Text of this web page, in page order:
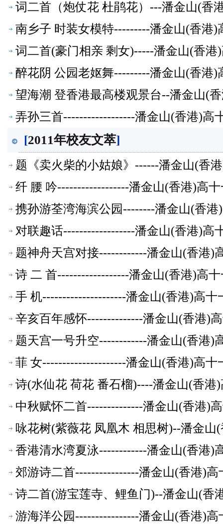
词二首（炮仗花 杜鹃花）---潘金山(香
南乡子 时装女模特---------潘金山(香港)
词二首(豪门相亲 剩女)-----潘金山(香港
醉花阴 公园老妪舞---------潘金山(香港)
望海潮 登香港最高楼观景台--潘金山(
弄孙三首------------------潘金山(香港)高
[2011年校友文萃]
题《卖火柴的小姑娘》------潘金山(香
纤 腰 吟------------------潘金山(香港)高
携孙游荃湾海滨公园--------潘金山(香
对联趣话------------------潘金山(香港)高
题神舟天宫对接------------潘金山(香港)
诗 二 首------------------潘金山(香港)高
手 机---------------------潘金山(香港)高十
辛亥百年感怀--------------潘金山(香港)
题天宫一号升空------------潘金山(香港)
菲 女---------------------潘金山(香港)高十
诗(水仙花 荷花 番石榴)----潘金山(香港
中秋赋怀二首--------------潘金山(香港)
咏花树(紫薇花 凤凰木 相思树)--潘金山
香港清水湾夏泳------------潘金山(香港)
郊游诗二首----------------潘金山(香港)
诗二首(游宝莲寺、鲤鱼门)--潘金山(香
游海洋公园----------------潘金山(香港)